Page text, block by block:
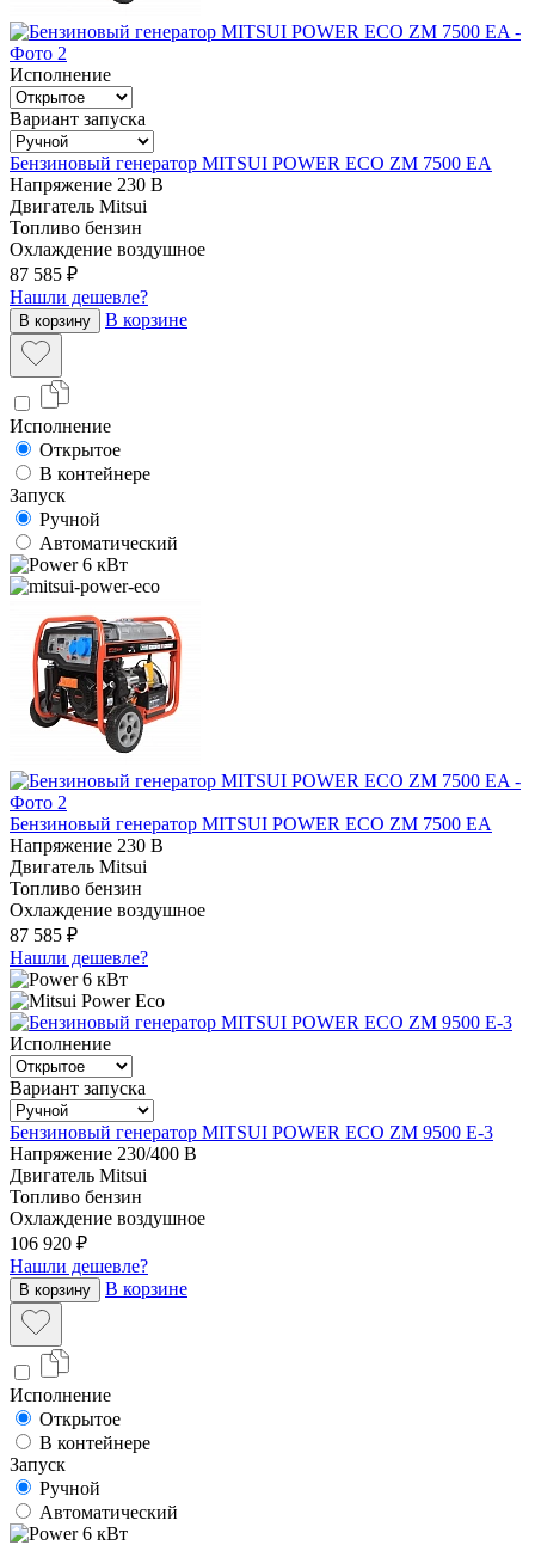
Исполнение
Вариант запуска
Бензиновый генератор MITSUI POWER ECO ZM 7500 EA
Напряжение 230 В
Двигатель Mitsui
Топливо бензин
Охлаждение воздушное
87 585 ₽
Нашли дешевле?
В корзину В корзине
Исполнение
Открытое
В контейнере
Запуск
Ручной
Автоматический
6 кВт
Бензиновый генератор MITSUI POWER ECO ZM 7500 EA
Напряжение 230 В
Двигатель Mitsui
Топливо бензин
Охлаждение воздушное
87 585 ₽
Нашли дешевле?
6 кВт
Исполнение
Вариант запуска
Бензиновый генератор MITSUI POWER ECO ZM 9500 E-3
Напряжение 230/400 В
Двигатель Mitsui
Топливо бензин
Охлаждение воздушное
106 920 ₽
Нашли дешевле?
В корзину В корзине
Исполнение
Открытое
В контейнере
Запуск
Ручной
Автоматический
6 кВт